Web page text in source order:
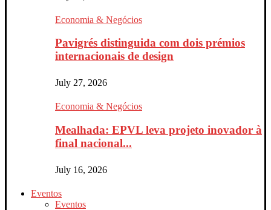
Economia & Negócios
Pavigrés distinguida com dois prémios
internacionais de design
July 27, 2026
Economia & Negócios
Mealhada: EPVL leva projeto inovador à
final nacional...
July 16, 2026
Eventos
Eventos